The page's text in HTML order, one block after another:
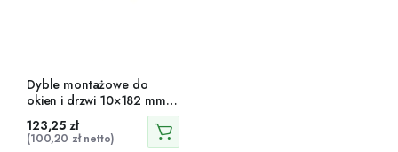
Dyble montażowe do
okien i drzwi 10×182 mm
100 szt.
123,25 zł
(100,20 złnetto)